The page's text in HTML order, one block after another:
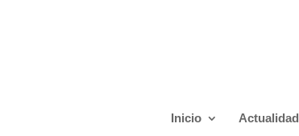
Inicio Actualidad